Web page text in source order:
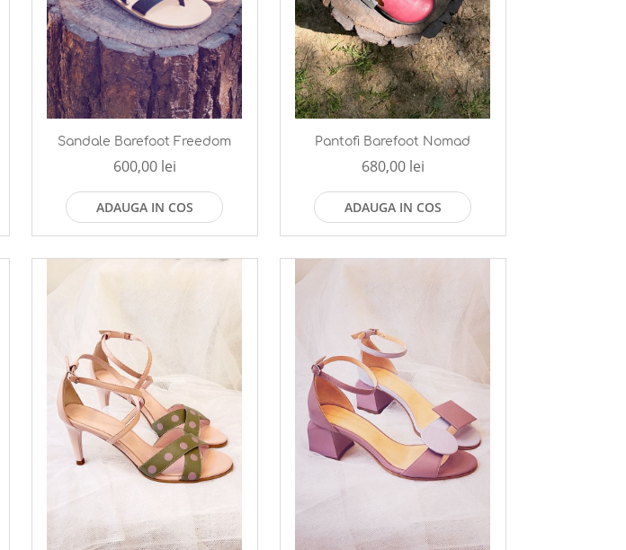
Sandale Barefoot Freedom
600,00 lei
ADAUGA IN COS
Pantofi Barefoot Nomad
680,00 lei
ADAUGA IN COS